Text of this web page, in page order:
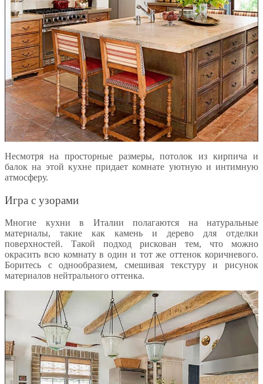
Несмотря на просторные размеры, потолок из кирпича и
балок на этой кухне придает комнате уютную и интимную
атмосферу.
Игра с узорами
Многие кухни в Италии полагаются на натуральные
материалы, такие как камень и дерево для отделки
поверхностей. Такой подход рискован тем, что можно
окрасить всю комнату в один и тот же оттенок коричневого.
Боритесь с однообразием, смешивая текстуру и рисунок
материалов нейтрального оттенка.